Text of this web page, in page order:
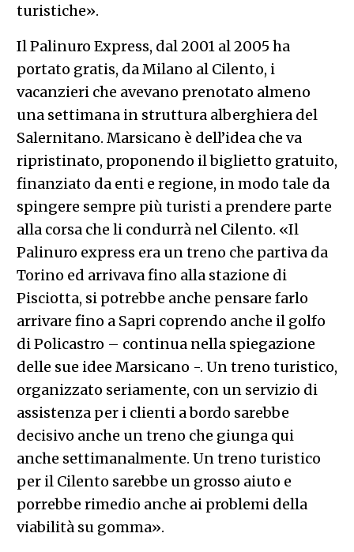
turistiche».
Il Palinuro Express, dal 2001 al 2005 ha
portato gratis, da Milano al Cilento, i
vacanzieri che avevano prenotato almeno
una settimana in struttura alberghiera del
Salernitano. Marsicano è dell’idea che va
ripristinato, proponendo il biglietto gratuito,
finanziato da enti e regione, in modo tale da
spingere sempre più turisti a prendere parte
alla corsa che li condurrà nel Cilento. «Il
Palinuro express era un treno che partiva da
Torino ed arrivava fino alla stazione di
Pisciotta, si potrebbe anche pensare farlo
arrivare fino a Sapri coprendo anche il golfo
di Policastro – continua nella spiegazione
delle sue idee Marsicano -. Un treno turistico,
organizzato seriamente, con un servizio di
assistenza per i clienti a bordo sarebbe
decisivo anche un treno che giunga qui
anche settimanalmente. Un treno turistico
per il Cilento sarebbe un grosso aiuto e
porrebbe rimedio anche ai problemi della
viabilità su gomma».